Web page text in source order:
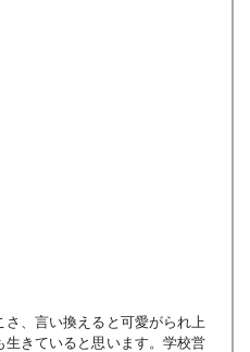
、言い換えると可愛がられ上
きていると思います。学校営